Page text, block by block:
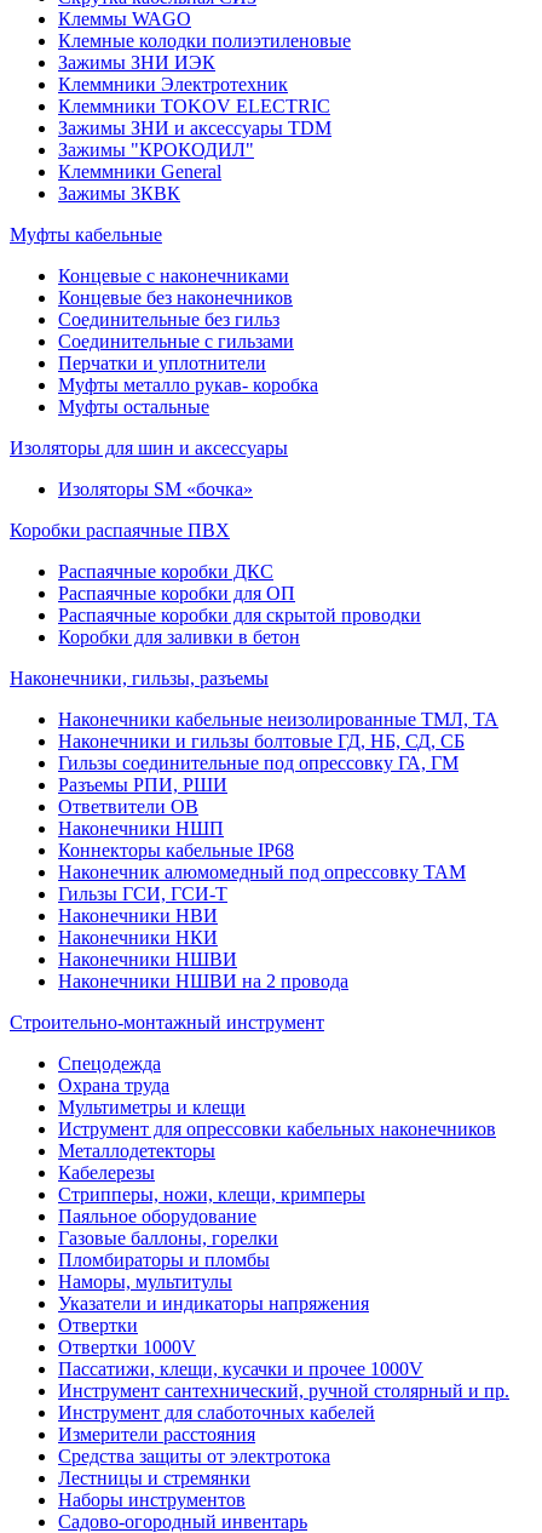
Клеммы WAGO
Клемные колодки полиэтиленовые
Зажимы ЗНИ ИЭК
Клеммники Электротехник
Клеммники TOKOV ELECTRIC
Зажимы ЗНИ и аксессуары TDM
Зажимы "КРОКОДИЛ"
Клеммники General
Зажимы 3КВК
Муфты кабельные
Концевые с наконечниками
Концевые без наконечников
Соединительные без гильз
Соединительные с гильзами
Перчатки и уплотнители
Муфты металло рукав- коробка
Муфты остальные
Изоляторы для шин и аксессуары
Изоляторы SM «бочка»
Коробки распаячные ПВХ
Распаячные коробки ДКС
Распаячные коробки для ОП
Распаячные коробки для скрытой проводки
Коробки для заливки в бетон
Наконечники, гильзы, разъемы
Наконечники кабельные неизолированные ТМЛ, ТА
Наконечники и гильзы болтовые ГД, НБ, СД, СБ
Гильзы соединительные под опрессовку ГА, ГМ
Разъемы РПИ, РШИ
Ответвители ОВ
Наконечники НШП
Коннекторы кабельные IP68
Наконечник алюмомедный под опрессовку ТАМ
Гильзы ГСИ, ГСИ-Т
Наконечники НВИ
Наконечники НКИ
Наконечники НШВИ
Наконечники НШВИ на 2 провода
Строительно-монтажный инструмент
Спецодежда
Охрана труда
Мультиметры и клещи
Иструмент для опрессовки кабельных наконечников
Металлодетекторы
Кабелерезы
Стрипперы, ножи, клещи, кримперы
Паяльное оборудование
Газовые баллоны, горелки
Пломбираторы и пломбы
Наморы, мультитулы
Указатели и индикаторы напряжения
Отвертки
Отвертки 1000V
Пассатижи, клещи, кусачки и прочее 1000V
Инструмент сантехнический, ручной столярный и пр.
Инструмент для слаботочных кабелей
Измерители расстояния
Средства защиты от электротока
Лестницы и стремянки
Наборы инструментов
Садово-огородный инвентарь